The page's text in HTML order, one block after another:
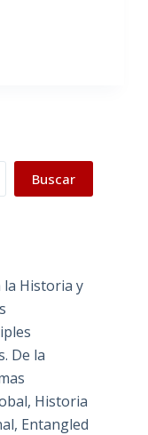
Buscar
la Historia y
De la
Historia
Entangled